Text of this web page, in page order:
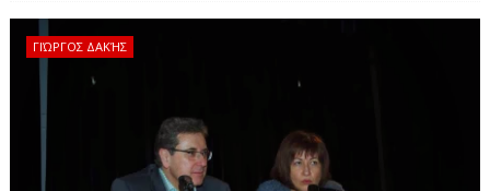
ΓΙΏΡΓΟΣ ΔΑΚΉΣ